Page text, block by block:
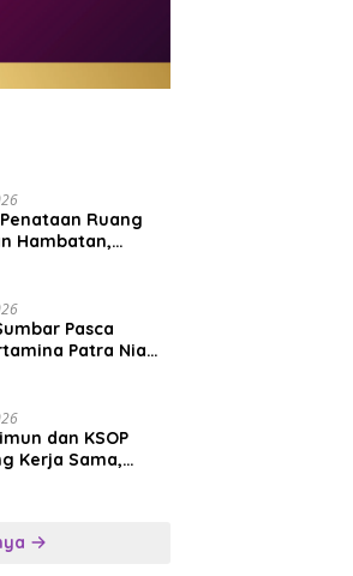
Ruang
Hambatan,
Pasca
Patra Niaga
dan KSOP
Kerja Sama,